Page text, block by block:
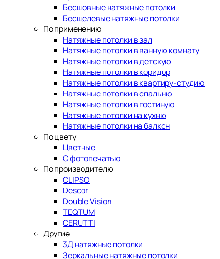
Бесшовные натяжные потолки
Бесщелевые натяжные потолки
По применению
Натяжные потолки в зал
Натяжные потолки в ванную комнату
Натяжные потолки в детскую
Натяжные потолки в коридор
Натяжные потолки в квартиру-студию
Натяжные потолки в спальню
Натяжные потолки в гостиную
Натяжные потолки на кухню
Натяжные потолки на балкон
По цвету
Цветные
С фотопечатью
По производителю
CLIPSO
Descor
Double Vision
TEQTUM
CERUTTI
Другие
3Д натяжные потолки
Зеркальные натяжные потолки